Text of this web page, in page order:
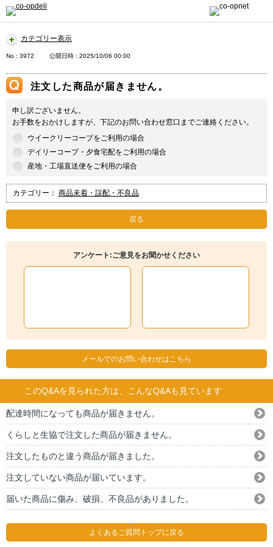
カテゴリー表示
No : 3972 公開日時 : 2025/10/06 00:00
注文した商品が届きません。
申し訳ございません。
お手数をおかけしますが、下記のお問い合わせ窓口までご連絡ください。
ウイークリーコープをご利用の場合
デイリーコープ・夕食宅配をご利用の場合
産地・工場直送便をご利用の場合
カテゴリー： 商品未着・誤配・不良品
戻る
アンケート:ご意見をお聞かせください
メールでのお問い合わせはこちら
このQ&Aを見られた方は、こんなQ&Aも見ています
配達時間になっても商品が届きません。
くらしと生協で注文した商品が届きません。
注文したものと違う商品が届きました。
注文していない商品が届いています。
届いた商品に傷み、破損、不良品がありました。
よくあるご質問トップに戻る